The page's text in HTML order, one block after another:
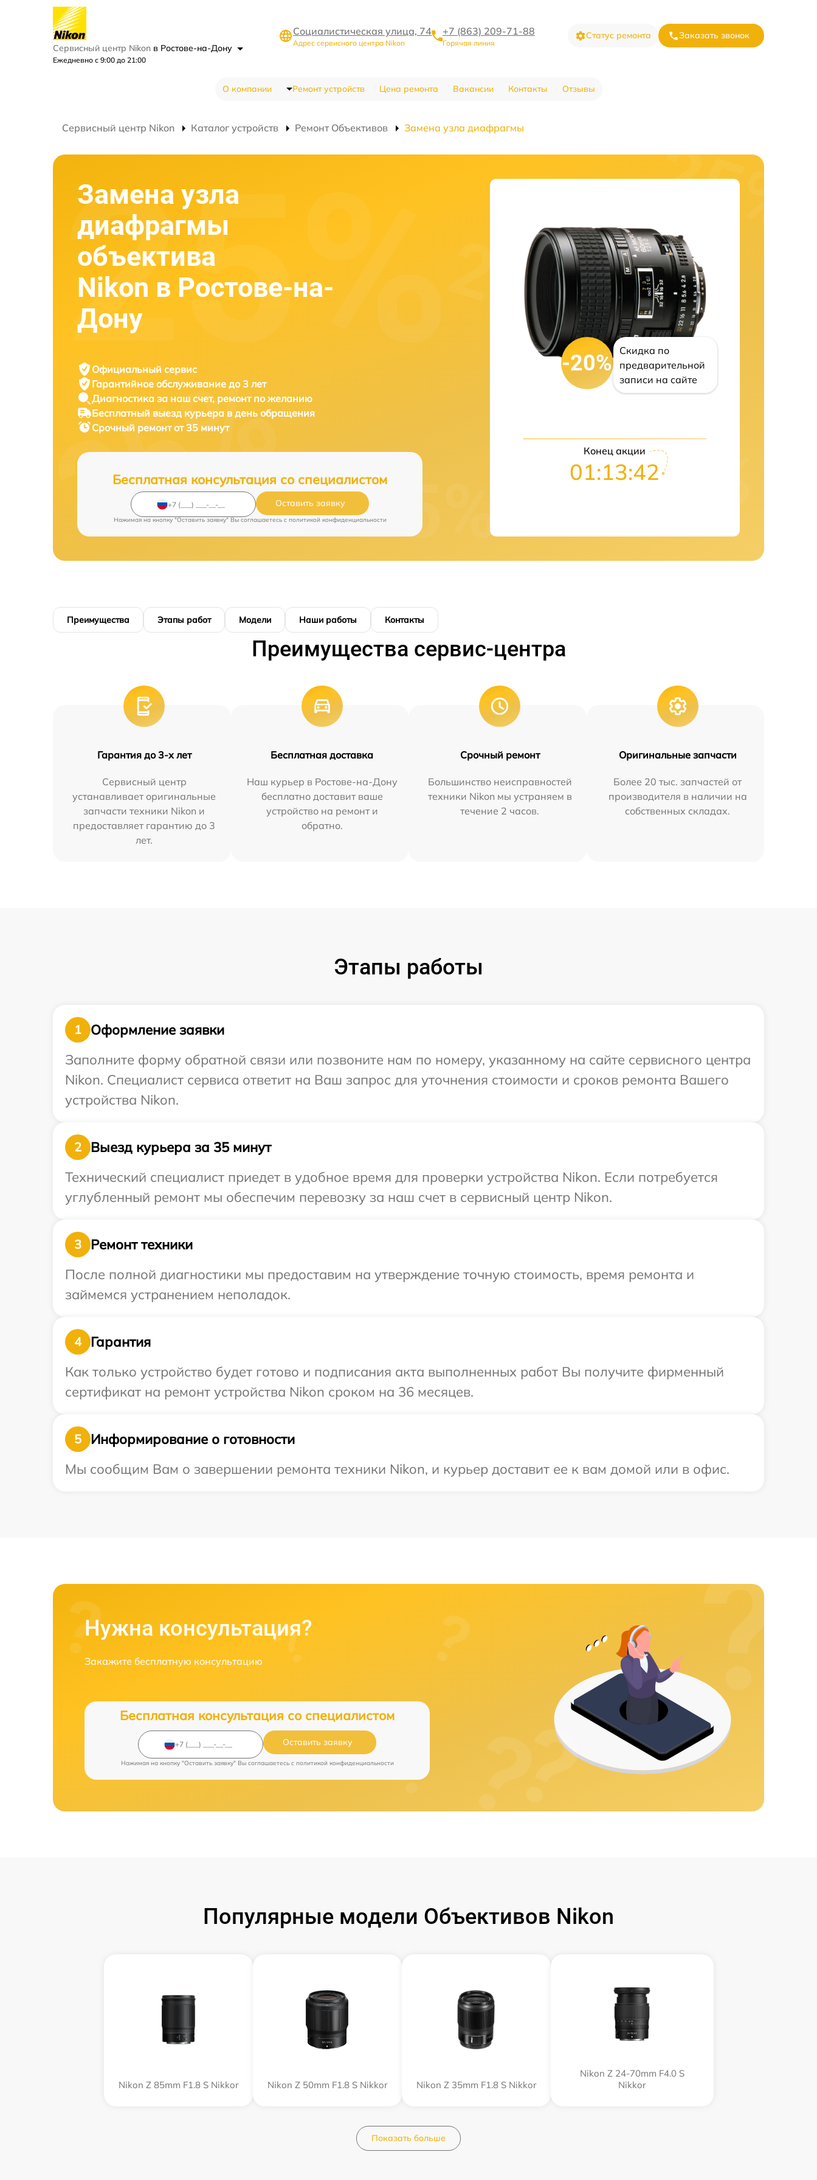
Сервисный центр Nikon в Ростове-на-Дону
Ежедневно с 9:00 до 21:00
Социалистическая улица, 74
Адрес сервисного центра Nikon
+7 (863) 209-71-88
Горячая линия
Статус ремонта Заказать звонок
О компании Ремонт устройств Цена ремонта Вакансии Контакты Отзывы
Сервисный центр Nikon Каталог устройств Ремонт Объективов Замена узла диафрагмы
Замена узла
диафрагмы
объектива
Nikon в Ростове-на-
Дону
Официальный сервис
Гарантийное обслуживание до 3 лет
Диагностика за наш счет, ремонт по желанию
Бесплатный выезд курьера в день обращения
Срочный ремонтот 35 минут
Бесплатная консультация со специалистом
Оставить заявку
Нажимая на кнопку "Оставить заявку" Вы соглашаетесь c политикой конфиденциальности
-20%
Скидка по
предварительной
записи на сайте
Конец акции
01:13:41
Преимущества Этапы работ Модели Наши работы Контакты
Преимущества сервис-центра
Гарантия до 3-х лет
Сервисный центр
устанавливает оригинальные
запчасти техники Nikon и
предоставляет гарантию до 3
лет.
Бесплатная доставка
Наш курьер в Ростове-на-Дону
бесплатно доставит ваше
устройство на ремонт и
обратно.
Срочный ремонт
Большинство неисправностей
техники Nikon мы устраняем в
течение 2 часов.
Оригинальные запчасти
Более 20 тыс. запчастей от
производителя в наличии на
собственных складах.
Этапы работы
1
Оформление заявки
Заполните форму обратной связи или позвоните нам по номеру, указанному на сайте сервисного центра
Nikon. Специалист сервиса ответит на Ваш запрос для уточнения стоимости и сроков ремонта Вашего
устройства Nikon.
2
Выезд курьера за 35 минут
Технический специалист приедет в удобное время для проверки устройства Nikon. Если потребуется
углубленный ремонт мы обеспечим перевозку за наш счет в сервисный центр Nikon.
3
Ремонт техники
После полной диагностики мы предоставим на утверждение точную стоимость, время ремонта и
займемся устранением неполадок.
4
Гарантия
Как только устройство будет готово и подписания акта выполненных работ Вы получите фирменный
сертификат на ремонт устройства Nikon сроком на 36 месяцев.
5
Информирование о готовности
Мы сообщим Вам о завершении ремонта техники Nikon, и курьер доставит ее к вам домой или в офис.
Нужна консультация?
Закажите бесплатную консультацию
Бесплатная консультация со специалистом
Оставить заявку
Нажимая на кнопку "Оставить заявку" Вы соглашаетесь c политикой конфиденциальности
Популярные модели Объективов Nikon
Nikon Z 85mm F1.8 S Nikkor Nikon Z 50mm F1.8 S Nikkor Nikon Z 35mm F1.8 S Nikkor
Nikon Z 24-70mm F4.0 S
Nikkor
Показать больше